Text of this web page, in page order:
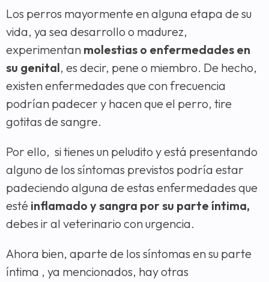
Los perros mayormente en alguna etapa de su
vida, ya sea desarrollo o madurez,
experimentan molestias o enfermedades en
su genital, es decir, pene o miembro. De hecho,
existen enfermedades que con frecuencia
podrían padecer y hacen que el perro, tire
gotitas de sangre.
Por ello, si tienes un peludito y está presentando
alguno de los síntomas previstos podría estar
padeciendo alguna de estas enfermedades que
esté inflamado y sangra por su parte íntima,
debes ir al veterinario con urgencia.
Ahora bien, aparte de los síntomas en su parte
íntima , ya mencionados, hay otras